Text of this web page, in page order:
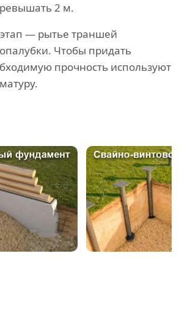
2 м.
— рытье траншей
Чтобы придать
прочность используют